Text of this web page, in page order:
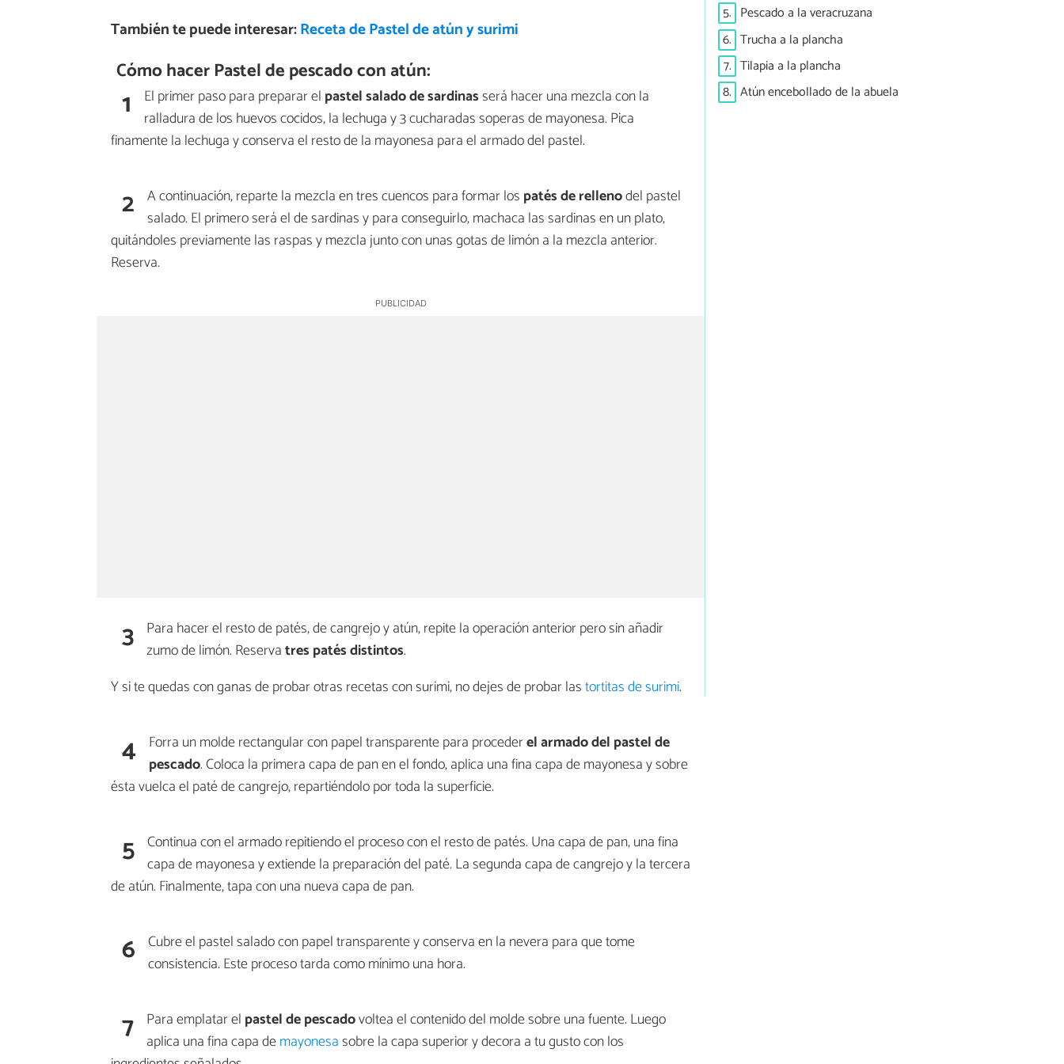
También te puede interesar:Receta de Pastel de atún y surimi
Cómo hacer Pastel de pescado con atún:
1 El primer paso para preparar el pastel salado de sardinasserá hacer una mezcla con la
ralladura de los huevos cocidos, la lechuga y 3 cucharadas soperas de mayonesa. Pica
finamente la lechuga y conserva el resto de la mayonesa para el armado del pastel.
2 A continuación, reparte la mezcla en tres cuencos para formar los patés de rellenodel pastel
salado. El primero será el de sardinas y para conseguirlo, machaca las sardinas en un plato,
quitándoles previamente las raspas y mezcla junto con unas gotas de limón a la mezcla anterior.
Reserva.
3 Para hacer el resto de patés, de cangrejo y atún, repite la operación anterior pero sin añadir
zumo de limón. Reservatres patés distintos.
Y si te quedas con ganas de probar otras recetas con surimi, no dejes de probar lastortitas de surimi.
4 Forra un molde rectangular con papel transparente para procederel armado del pastel de
pescado. Coloca la primera capa de pan en el fondo, aplica una fina capa de mayonesa y sobre
ésta vuelca el paté de cangrejo, repartiéndolo por toda la superficie.
5 Continua con el armado repitiendo el proceso con el resto de patés. Una capa de pan, una fina
capa de mayonesa y extiende la preparación del paté. La segunda capa de cangrejo y la tercera
de atún. Finalmente, tapa con una nueva capa de pan.
6 Cubre el pastel salado con papel transparente y conserva en la nevera para que tome
consistencia. Este proceso tarda como mínimo una hora.
7 Para emplatar el pastel de pescadovoltea el contenido del molde sobre una fuente. Luego
aplica una fina capa demayonesasobre la capa superior y decora a tu gusto con los
5. Pescado a la veracruzana
6. Trucha a la plancha
7. Tilapia a la plancha
8. Atún encebollado de la abuela